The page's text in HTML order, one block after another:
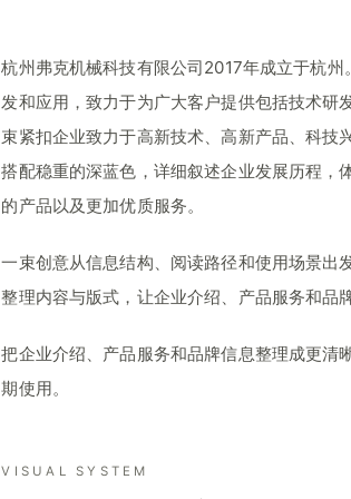
杭州弗克机械科技有限公司2017年成立于杭
发和应用，致力于为广大客户提供包括技术研
束紧扣企业致力于高新技术、高新产品、科技
搭配稳重的深蓝色，详细叙述企业发展历程，
的产品以及更加优质服务。
一束创意从信息结构、阅读路径和使用场景出
整理内容与版式，让企业介绍、产品服务和品
把企业介绍、产品服务和品牌信息整理成更清
期使用。
VISUAL SYSTEM